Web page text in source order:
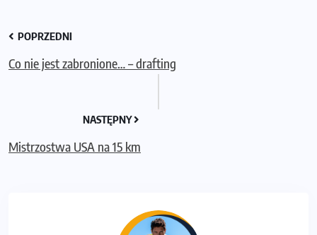
POPRZEDNI
Co nie jest zabronione… – drafting
NASTĘPNY
Mistrzostwa USA na 15 km